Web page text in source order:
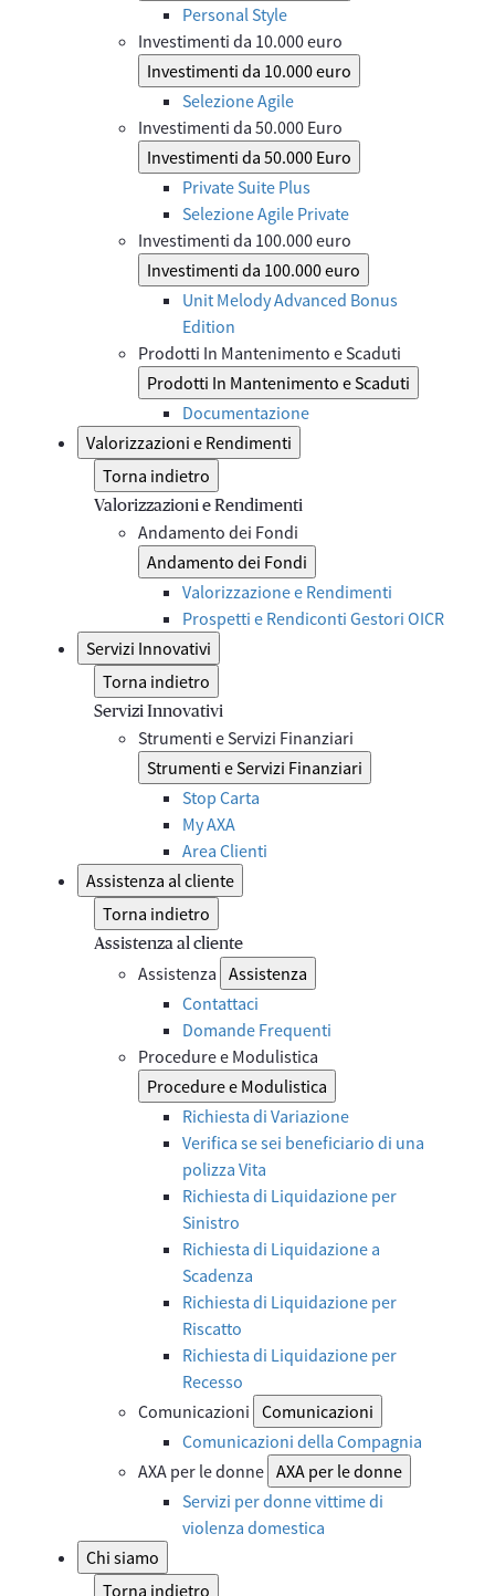
Personal Style
Investimenti da 10.000 euro
Investimenti da 10.000 euro
Selezione Agile
Investimenti da 50.000 Euro
Investimenti da 50.000 Euro
Private Suite Plus
Selezione Agile Private
Investimenti da 100.000 euro
Investimenti da 100.000 euro
Unit Melody Advanced Bonus
Edition
Prodotti In Mantenimento e Scaduti
Prodotti In Mantenimento e Scaduti
Documentazione
Valorizzazioni e Rendimenti
Torna indietro
Valorizzazioni e Rendimenti
Andamento dei Fondi
Andamento dei Fondi
Valorizzazione e Rendimenti
Prospetti e Rendiconti Gestori OICR
Servizi Innovativi
Torna indietro
Servizi Innovativi
Strumenti e Servizi Finanziari
Strumenti e Servizi Finanziari
Stop Carta
My AXA
Area Clienti
Assistenza al cliente
Torna indietro
Assistenza al cliente
Assistenza Assistenza
Contattaci
Domande Frequenti
Procedure e Modulistica
Procedure e Modulistica
Richiesta di Variazione
Verifica se sei beneficiario di una
polizza Vita
Richiesta di Liquidazione per
Sinistro
Richiesta di Liquidazione a
Scadenza
Richiesta di Liquidazione per
Riscatto
Richiesta di Liquidazione per
Recesso
Comunicazioni Comunicazioni
Comunicazioni della Compagnia
AXA per le donne AXA per le donne
Servizi per donne vittime di
violenza domestica
Chi siamo
Torna indietro